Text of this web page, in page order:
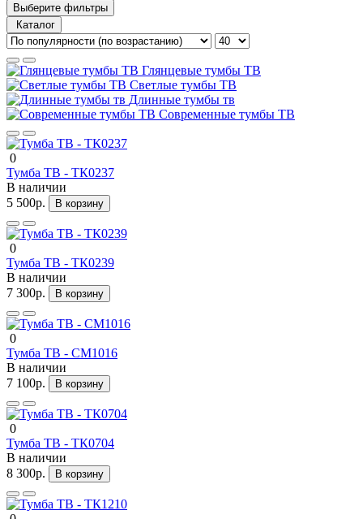
Выберите фильтры
Каталог
Глянцевые тумбы ТВ
Светлые тумбы ТВ
Длинные тумбы тв
Современные тумбы ТВ
0
Тумба ТВ - ТК0237
В наличии
5 500р.
В корзину
0
Тумба ТВ - ТК0239
В наличии
7 300р.
В корзину
0
Тумба ТВ - СМ1016
В наличии
7 100р.
В корзину
0
Тумба ТВ - ТК0704
В наличии
8 300р.
В корзину